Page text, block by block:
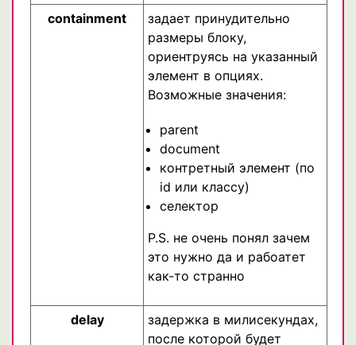
containment
задает принудительно
размеры блоку,
ориентруясь на указанный
элемент в опциях.
Возможные значения:
parent
document
контретный элемент (по
id или классу)
селектор
P.S. не очень понял зачем
это нужно да и рабоатет
как-то странно
delay
задержка в милисекундах,
после которой будет